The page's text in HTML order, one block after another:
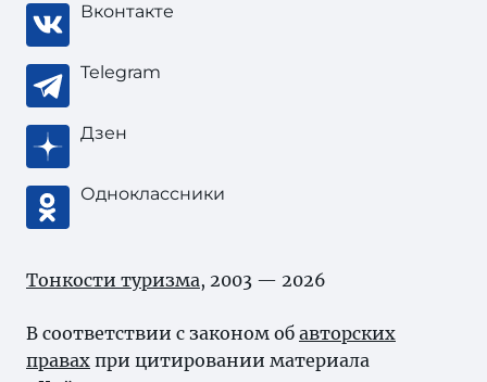
Вконтакте
Telegram
Дзен
Одноклассники
Тонкости туризма, 2003 — 2026
В соответствии с законом об авторских
правах при цитировании материала